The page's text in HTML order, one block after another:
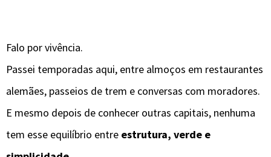
Falo por vivência.
Passei temporadas aqui, entre almoços em restaurantes
alemães, passeios de trem e conversas com moradores.
E mesmo depois de conhecer outras capitais, nenhuma
tem esse equilíbrio entre estrutura, verde e